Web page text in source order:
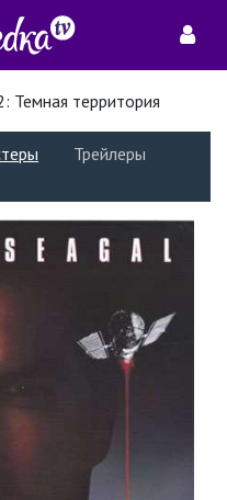
Темная территория
Трейлеры